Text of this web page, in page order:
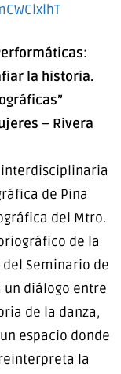
la historia.
– Rivera
de Pina
del Mtro.
de la
Seminario de
un diálogo entre
de la danza,
espacio donde
la